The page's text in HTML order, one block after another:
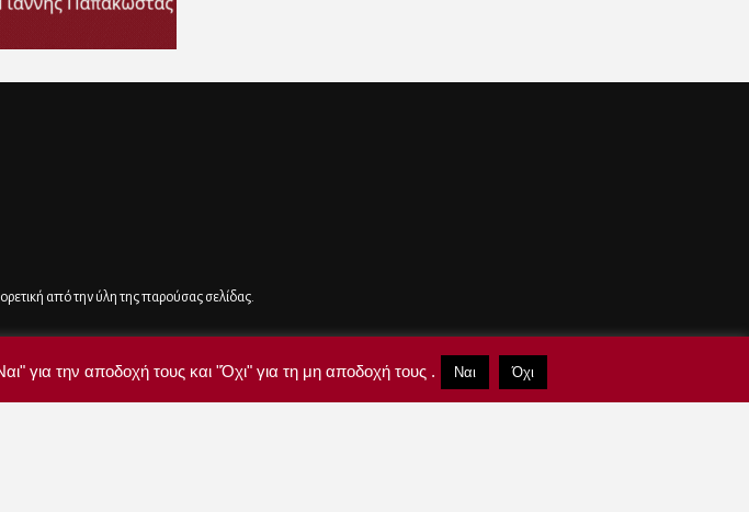
από την ύλη της παρούσας σελίδας.
για την αποδοχή τους και "Όχι" για τη μη αποδοχή τους . Ναι Όχι